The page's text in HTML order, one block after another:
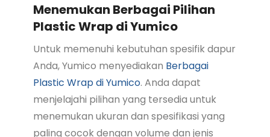
Menemukan Berbagai Pilihan
Plastic Wrap di Yumico
Untuk memenuhi kebutuhan spesifik dapur
Anda, Yumico menyediakan Berbagai
Plastic Wrap di Yumico. Anda dapat
menjelajahi pilihan yang tersedia untuk
menemukan ukuran dan spesifikasi yang
paling cocok dengan volume dan jenis